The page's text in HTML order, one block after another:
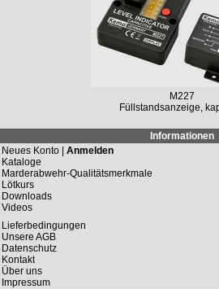
M227
Füllstandsanzeige,
Informationen
Neues Konto | Anmelden
Kataloge
Marderabwehr-Qualitätsmerkmale
Lötkurs
Downloads
Videos
Lieferbedingungen
Unsere AGB
Datenschutz
Kontakt
Über uns
Impressum